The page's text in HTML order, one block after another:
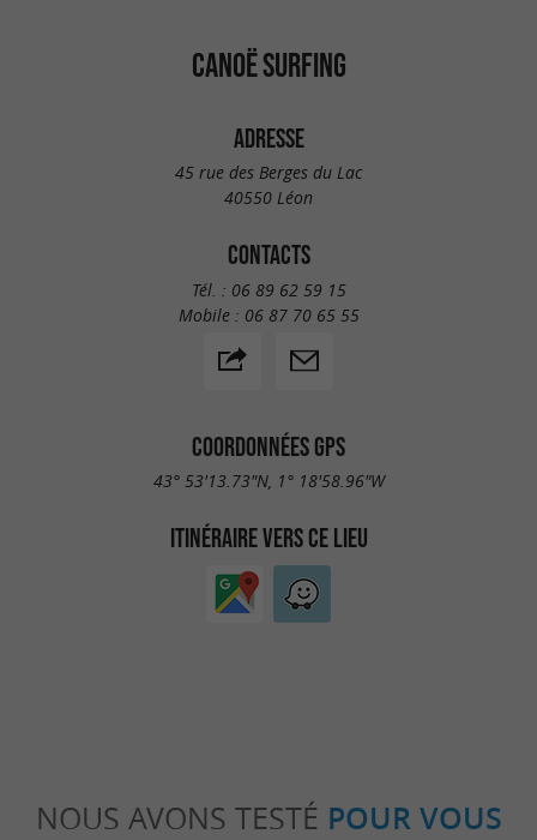
CANOË SURFING
ADRESSE
45 rue des Berges du Lac
40550 Léon
CONTACTS
Tél. : 06 89 62 59 15
Mobile : 06 87 70 65 55
COORDONNÉES GPS
43° 53'13.73"N, 1° 18'58.96"W
ITINÉRAIRE VERS CE LIEU
NOUS AVONS TESTÉ POUR VOUS